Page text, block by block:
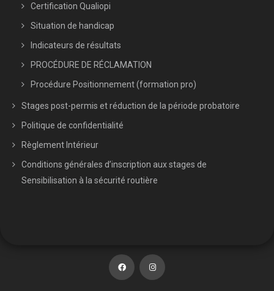
Certification Qualiopi
Situation de handicap
Indicateurs de résultats
PROCÉDURE DE RÉCLAMATION
Procédure Positionnement (formation pro)
Stages post-permis et réduction de la période probatoire
Politique de confidentialité
Règlement Intérieur
Conditions générales d’inscription aux stages de
Sensibilisation à la sécurité routière